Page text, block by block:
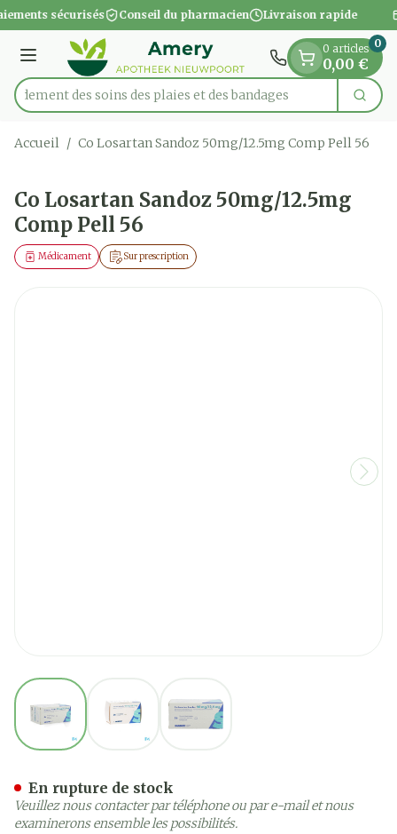
Aller au contenu
1 de 1
sécurisés Conseil du pharmacien Livraison rapide
Menu
Rechercherdes soins des plaies et des bandages
0 articles
0,00 €
0
Accueil / Co Losartan Sandoz 50mg/12.5mg Comp Pell 56
Co Losartan Sandoz 50mg/12.5mg
Comp Pell 56
Sur prescription
Médicament
View larger image
En rupture de stock
Veuillez nous contacter par téléphone ou par e-mail et nous
examinerons ensemble les possibilités.